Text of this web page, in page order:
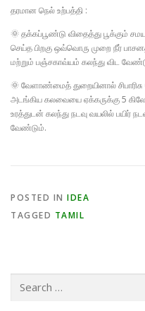
தரமான நெல் உற்பத்தி :
🌞 தக்கப்பூண்டு விதைத்து பூக்கும்
செய்த பிறகு ஒவ்வொரு முறை நீர்
மற்றும் பஞ்சகாவ்யம் கலந்து விட
🌞 வேளாண்மைத் துறையினால்
அடங்கிய கலவையை ஏக்கருக்கு 5
உரத்துடன் கலந்து நடவு வயலில் பயிர்
வேண்டும்.
POSTED IN IDEA
TAGGED TAMIL
for: